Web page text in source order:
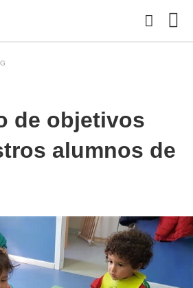
de objetivos
alumnos de